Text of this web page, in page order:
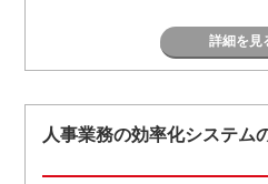
詳細を見
人事業務の効率化システム